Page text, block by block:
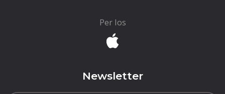
Per Ios
Newsletter